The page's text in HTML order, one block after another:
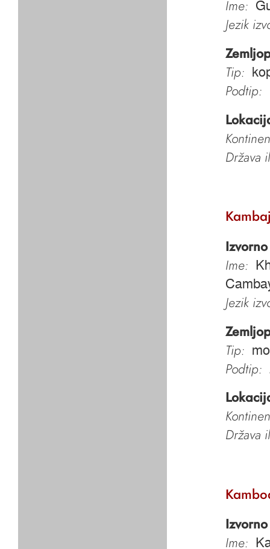
Ime:
Jezik
Tip:
Podtip:
Država
Ime:
Jezik
Tip:
Podtip:
Država
Ime: